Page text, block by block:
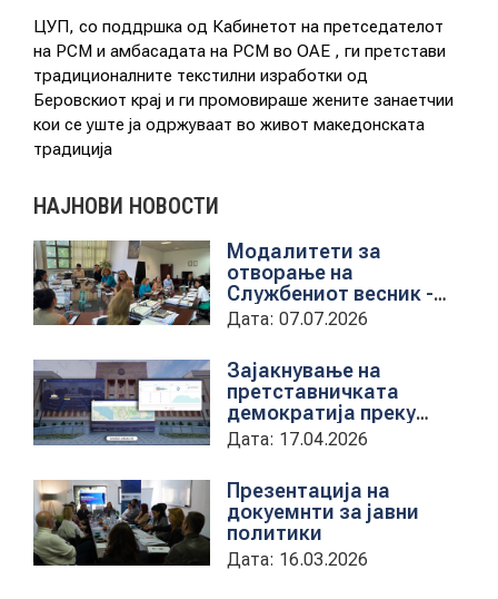
ГАЛЕРИЈА
ВИДЕО
КОНТАКТ
ENG
Новост
ЦУП, со поддршка од Кабинетот на претседателот
на РСМ и амбасадата на РСМ во ОАЕ , ги претстави
традиционалните текстилни изработки од
Беровскиот крај и ги промовираше жените занаетчии
кои се уште ја одржуваат во живот македонската
традиција
НАЈНОВИ НОВОСТИ
Модалитети за
отворање на
Службениот весник -
Средба со
претставници на ЈП
службен весник
Дата: 07.07.2026
Зајакнување на
претставничката
демократија преку
дигитална алатка
kancelarii.sobranie.mk
Дата: 17.04.2026
Презентација на
докуемнти за јавни
политики
Дата: 16.03.2026